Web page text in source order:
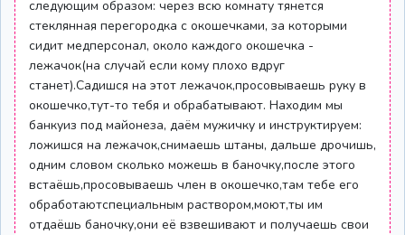
следующим образом: через всю комнату тянется
стеклянная перегородка с окошечками, за которыми
сидит медперсонал, около каждого окошечка -
лежачок(на случай если кому плохо вдруг
станет).Садишся на этот лежачок,просовываешь руку в
окошечко,тут-то тебя и обрабатывают. Находим мы
банкуиз под майонеза, даём мужичку и инструктируем:
ложишся на лежачок,снимаешь штаны, дальше дрочишь,
одним словом сколько можешь в баночку,после этого
встаёшь,просовываешь член в окошечко,там тебе его
обработаютспециальным раствором,моют,ты им
отдаёшь баночку,они её взвешивают и получаешь свои